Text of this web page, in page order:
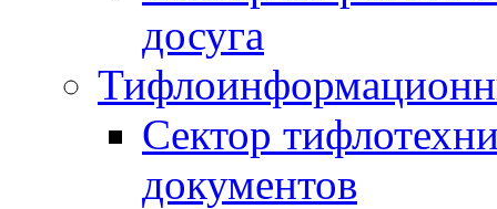
досуга
Сектор
документов